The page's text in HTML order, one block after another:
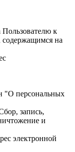
Пользователю к
на
"О персональных
запись,
и
электронной